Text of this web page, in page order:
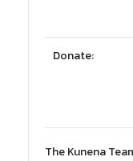
Donate:
The Kunena